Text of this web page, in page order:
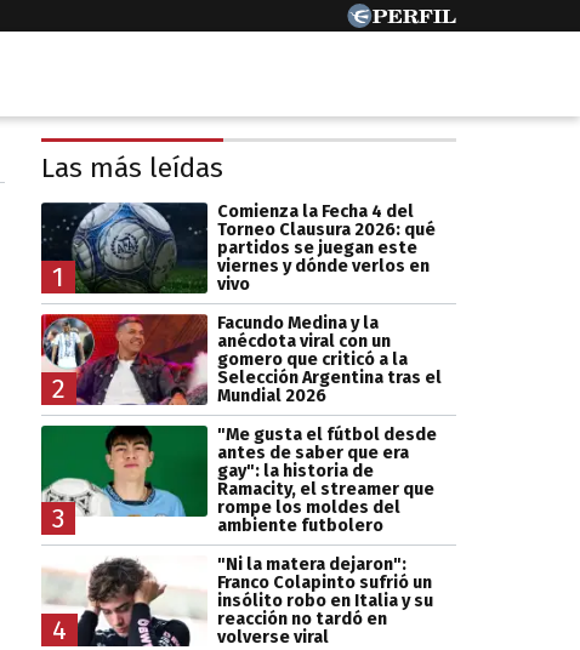
Las más leídas
1
Comienza la Fecha 4 del
Torneo Clausura 2026: qué
partidos se juegan este
viernes y dónde verlos en
vivo
2
Facundo Medina y la
anécdota viral con un
gomero que criticó a la
Selección Argentina tras el
Mundial 2026
3
"Me gusta el fútbol desde
antes de saber que era
gay": la historia de
Ramacity, el streamer que
rompe los moldes del
ambiente futbolero
4
"Ni la matera dejaron":
Franco Colapinto sufrió un
insólito robo en Italia y su
reacción no tardó en
volverse viral